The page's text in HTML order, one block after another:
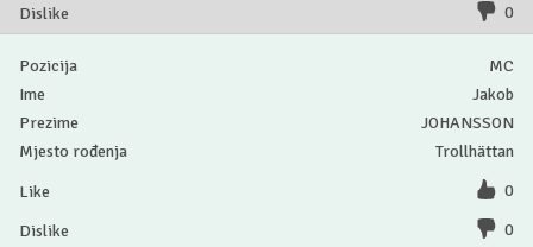
0
MC
Jakob
JOHANSSON
Trollhättan
0
0